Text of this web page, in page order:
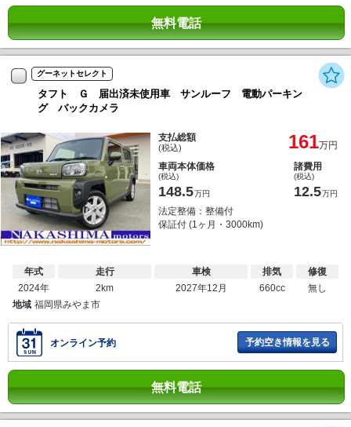
無料電話
グーネットセレクト
タフト Ｇ 届出済未使用車 サンルーフ 電動パーキン
グ バックカメラ
支払総額
(税込) 161万円
車両本体価格
(税込)
148.5万円
諸費用
(税込)
12.5万円
法定整備：整備付
保証付 (1ヶ月・3000km)
年式
2024年
走行
2km
車検
2027年12月
排気
660cc
修復
無し
地域 福岡県みやま市
オンライン予約 予約空き情報を見る
無料電話